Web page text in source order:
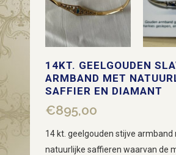
14KT. GEELGOUDEN
ARMBAND MET
SAFFIER EN DIAMANT
€895,00
14 kt. geelgouden stijve armband
natuurlijke saffieren waarvan de